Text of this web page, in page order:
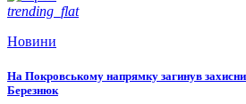
trending_flat
Новини
На Покровському напрямку загинув
Березнюк